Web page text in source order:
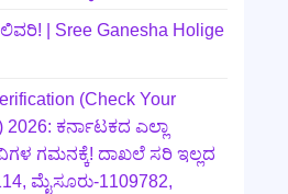
| Sree Ganesha Holige
(Check Your
2026: ಕರ್ನಾಟಕದ ಎಲ್ಲಾ
ಗಮನಕ್ಕೆ! ದಾಖಲೆ ಸರಿ ಇಲ್ಲದ
ಮೈಸೂರು-1109782,